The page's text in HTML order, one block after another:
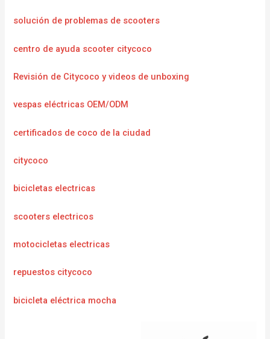
solución de problemas de scooters
centro de ayuda scooter citycoco
Revisión de Citycoco y videos de unboxing
vespas eléctricas OEM/ODM
certificados de coco de la ciudad
citycoco
bicicletas electricas
scooters electricos
motocicletas electricas
repuestos citycoco
bicicleta eléctrica mocha